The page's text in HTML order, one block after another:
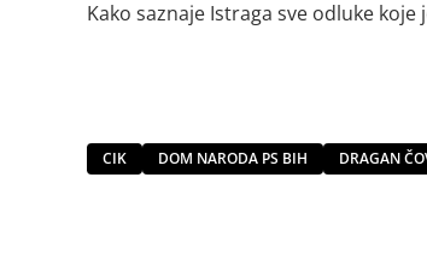
Kako saznaje Istraga sve odluke
CIK DOM NARODA PS BIH DRAGAN